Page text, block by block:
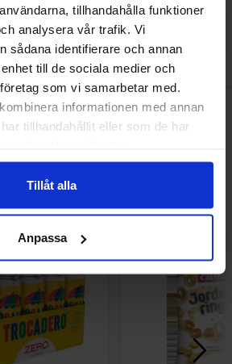
tillhandahålla funktioner
analysera vår trafik. Vi
sådana identifierare och annan
till de sociala medier och
som vi samarbetar med.
informationen med annan
tillhandahållit eller som de har
Tillåt alla
Anpassa
gillade